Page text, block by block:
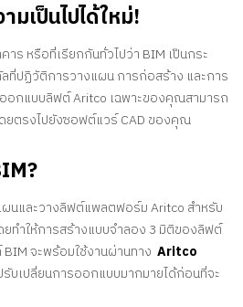
TH
มเป็นไปได้ใหม่!
ร หรือที่เรียกกันทั่วไปว่า BIM เป็นกระ
ที่ปฏิวัติการวางแผน การก่อสร้าง และการ
อกแบบลิฟต์ Aritco เฉพาะของคุณสามารถ
ดยตรงไปยังซอฟต์แวร์ CAD ของคุณ
ผนและวางลิฟต์แพลตฟอร์ม Aritco สำหรับ
ยทำให้การสร้างแบบจำลอง 3 มิติของลิฟต์
BIM จะพร้อมใช้งานผ่านทาง Aritco
บเปลี่ยนการออกแบบมากมายได้ก่อนที่จะ